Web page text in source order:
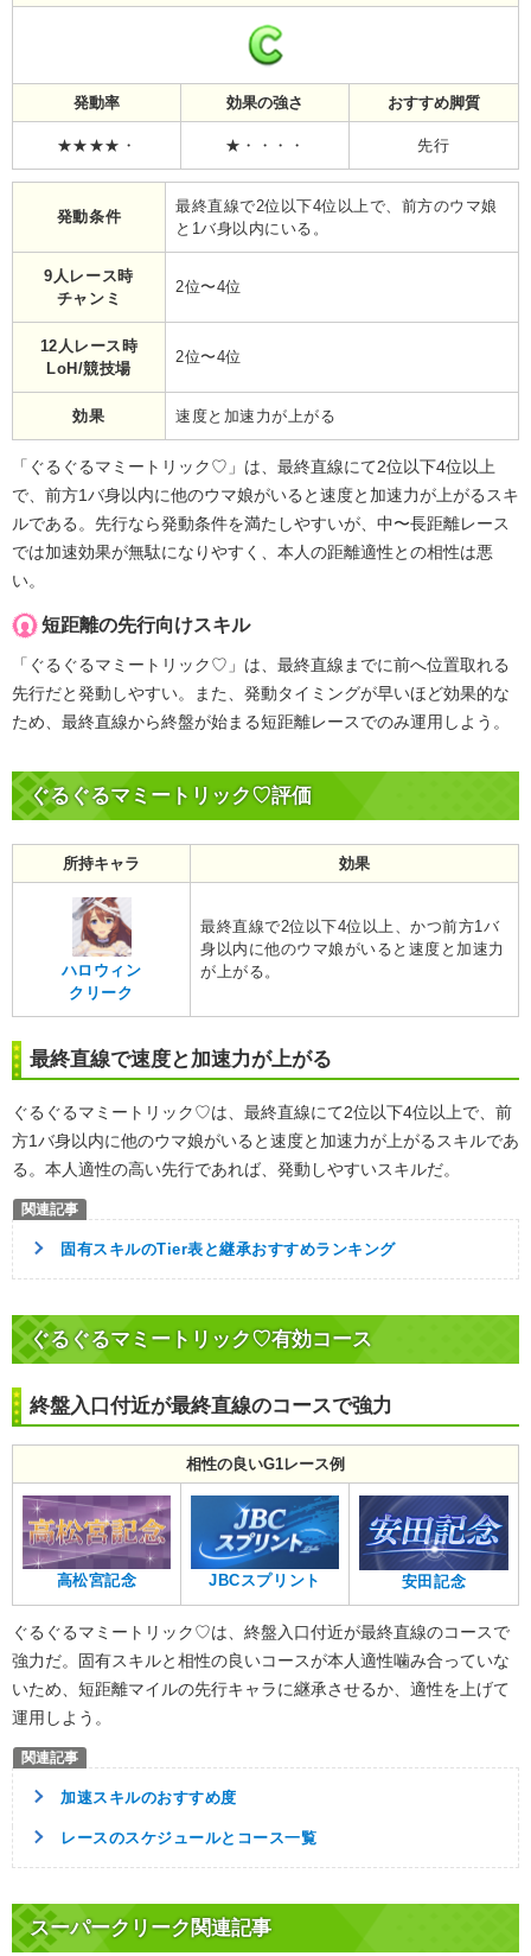
発動率 効果の強さ おすすめ脚質
★★★★・ ★・・・・ 先行
発動条件
最終直線で2位以下4位以上で、前方のウマ娘
と1バ身以内にいる。
9人レース時
チャンミ
2位〜4位
12人レース時
LoH/競技場
2位〜4位
効果 速度と加速力が上がる
「ぐるぐるマミートリック♡」は、最終直線にて2位以下4位以上
で、前方1バ身以内に他のウマ娘がいると速度と加速力が上がるスキ
ルである。先行なら発動条件を満たしやすいが、中〜長距離レース
では加速効果が無駄になりやすく、本人の距離適性との相性は悪
い。
短距離の先行向けスキル
「ぐるぐるマミートリック♡」は、最終直線までに前へ位置取れる
先行だと発動しやすい。また、発動タイミングが早いほど効果的な
ため、最終直線から終盤が始まる短距離レースでのみ運用しよう。
ぐるぐるマミートリック♡評価
所持キャラ 効果
ハロウィン
クリーク
最終直線で2位以下4位以上、かつ前方1バ
身以内に他のウマ娘がいると速度と加速力
が上がる。
最終直線で速度と加速力が上がる
ぐるぐるマミートリック♡は、最終直線にて2位以下4位以上で、前
方1バ身以内に他のウマ娘がいると速度と加速力が上がるスキルであ
る。本人適性の高い先行であれば、発動しやすいスキルだ。
固有スキルのTier表と継承おすすめランキング
ぐるぐるマミートリック♡有効コース
終盤入口付近が最終直線のコースで強力
相性の良いG1レース例
高松宮記念 JBCスプリント 安田記念
ぐるぐるマミートリック♡は、終盤入口付近が最終直線のコースで
強力だ。固有スキルと相性の良いコースが本人適性噛み合っていな
いため、短距離マイルの先行キャラに継承させるか、適性を上げて
運用しよう。
加速スキルのおすすめ度
レースのスケジュールとコース一覧
スーパークリーク関連記事